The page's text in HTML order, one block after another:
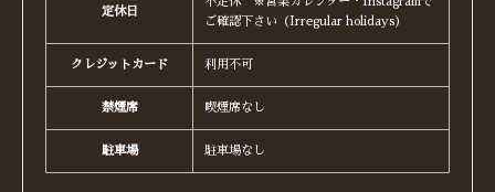
定休日
ご確認下さい（Irregular holidays）
クレジットカード 利用不可
禁煙席 喫煙席なし
駐車場 駐車場なし